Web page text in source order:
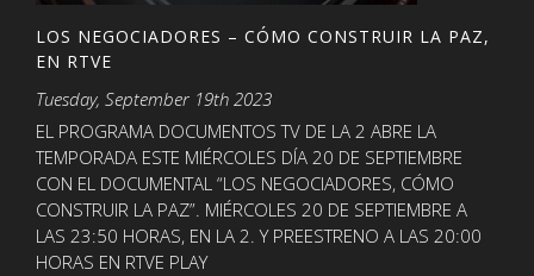
LOS NEGOCIADORES – CÓMO CONSTRUIR LA PAZ,
EN RTVE
Tuesday, September 19th 2023
EL PROGRAMA DOCUMENTOS TV DE LA 2 ABRE LA
TEMPORADA ESTE MIÉRCOLES DÍA 20 DE SEPTIEMBRE
CON EL DOCUMENTAL “LOS NEGOCIADORES, CÓMO
CONSTRUIR LA PAZ”. MIÉRCOLES 20 DE SEPTIEMBRE A
LAS 23:50 HORAS, EN LA 2. Y PREESTRENO A LAS 20:00
HORAS EN RTVE PLAY